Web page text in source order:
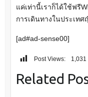
แค่เท่านี้เราก็ได้ใช้ฟรี
การเดินทางในประเท
[ad#ad-sense00]
Post Views: 1,031
Related